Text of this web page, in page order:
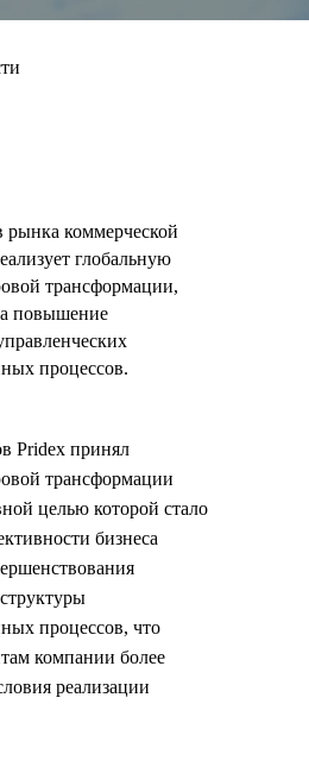
коммерческой
глобальную
трансформации,
повышение
процессов.
Pridex принял
трансформации
целью которой стало
бизнеса
процессов, что
компании более
реализации